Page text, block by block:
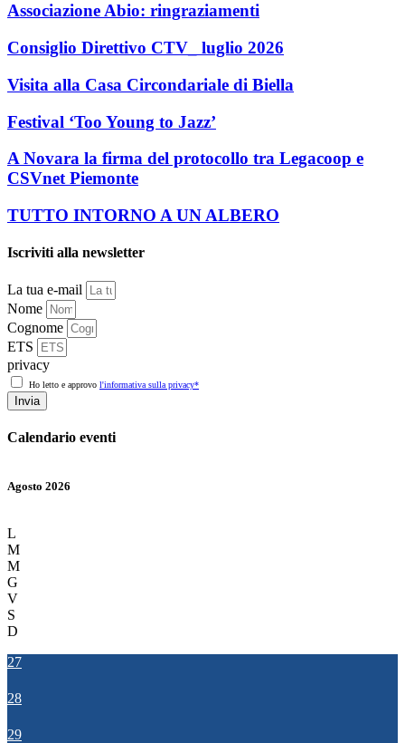
Associazione Abio: ringraziamenti
Consiglio Direttivo CTV_ luglio 2026
Visita alla Casa Circondariale di Biella
Festival ‘Too Young to Jazz’
A Novara la firma del protocollo tra Legacoop e
CSVnet Piemonte
TUTTO INTORNO A UN ALBERO
Iscriviti alla newsletter
La tua e-mail
Nome
Cognome
ETS
privacy
Ho letto e approvo l'informativa sulla privacy*
Invia
Calendario eventi
Agosto 2026
L
M
M
G
V
S
D
27
28
29